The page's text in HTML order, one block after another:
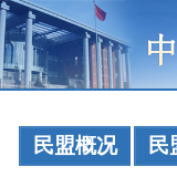
民盟概况 民